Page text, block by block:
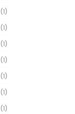
(1)
(1)
(1)
(1)
(1)
(1)
(1)